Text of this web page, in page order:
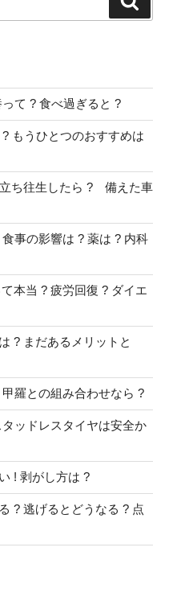
て ? 食べ過ぎると ?
もうひとつのおすすめは
ち往生したら ? 備えた車
事の影響は ? 薬は ? 内科
本当 ? 疲労回復 ? ダイエ
? まだあるメリットと
羅との組み合わせなら ?
ッドレスタイヤは安全か
! 剥がし方は ?
? 逃げるとどうなる ? 点